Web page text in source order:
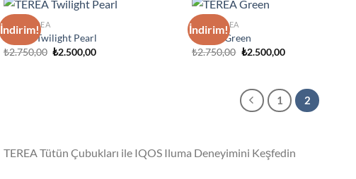
İndirim!
IQOS TEREA
TEREA Twilight Pearl
₺2.750,00 Orijinal
₺2.500,00Şu
İndirim!
IQOS TEREA
TEREA Green
₺2.750,00 Orijinal
₺2.500,00Şu
1 2
TEREA Tütün Çubukları ile IQOS Iluma Deneyimini Keşfedin